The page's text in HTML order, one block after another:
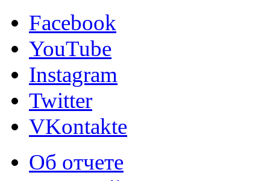
Facebook
YouTube
Instagram
Twitter
VKontakte
Об отчете